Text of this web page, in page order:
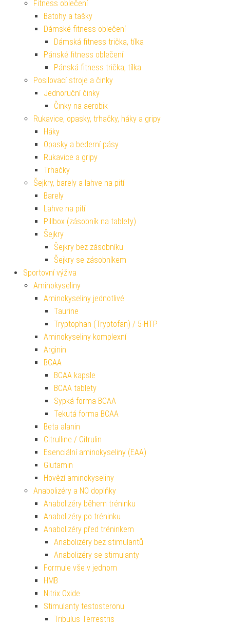
Fitness oblečení
Batohy a tašky
Dámské fitness oblečení
Dámská fitness trička, tílka
Pánské fitness oblečení
Pánská fitness trička, tílka
Posilovací stroje a činky
Jednoruční činky
Činky na aerobik
Rukavice, opasky, trhačky, háky a gripy
Háky
Opasky a bederní pásy
Rukavice a gripy
Trhačky
Šejkry, barely a lahve na pití
Barely
Lahve na pití
Pillbox (zásobník na tablety)
Šejkry
Šejkry bez zásobníku
Šejkry se zásobníkem
Sportovní výživa
Aminokyseliny
Aminokyseliny jednotlivé
Taurine
Tryptophan (Tryptofan) / 5-HTP
Aminokyseliny komplexní
Arginin
BCAA
BCAA kapsle
BCAA tablety
Sypká forma BCAA
Tekutá forma BCAA
Beta alanin
Citrulline / Citrulin
Esenciální aminokyseliny (EAA)
Glutamin
Hovězí aminokyseliny
Anabolizéry a NO doplňky
Anabolizéry během tréninku
Anabolizéry po tréninku
Anabolizéry před tréninkem
Anabolizéry bez stimulantů
Anabolizéry se stimulanty
Formule vše v jednom
HMB
Nitrix Oxide
Stimulanty testosteronu
Tribulus Terrestris